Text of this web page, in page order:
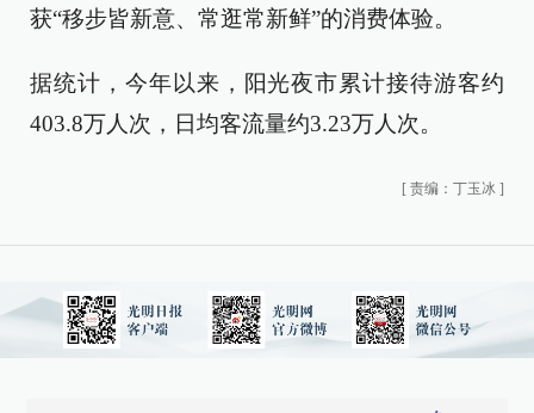
获“移步皆新意、常逛常新鲜”的消费体验。
据统计，今年以来，阳光夜市累计接待游客约
403.8万人次，日均客流量约3.23万人次。
[ 责编：丁玉冰 ]